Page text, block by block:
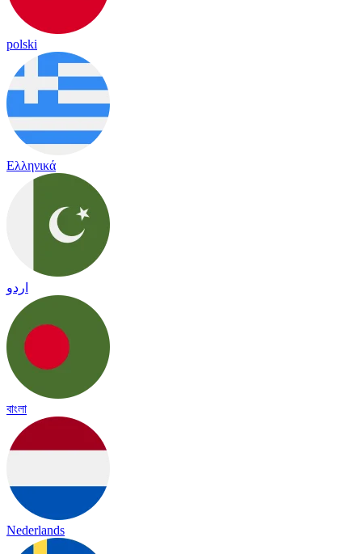
polski
Ελληνικά
اردو
বাংলা
Nederlands